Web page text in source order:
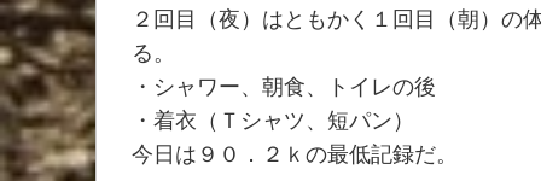
２回目（夜）はともかく１回目（朝）の
る。
・シャワー、朝食、トイレの後
・着衣（Ｔシャツ、短パン）
今日は９０．２ｋの最低記録だ。